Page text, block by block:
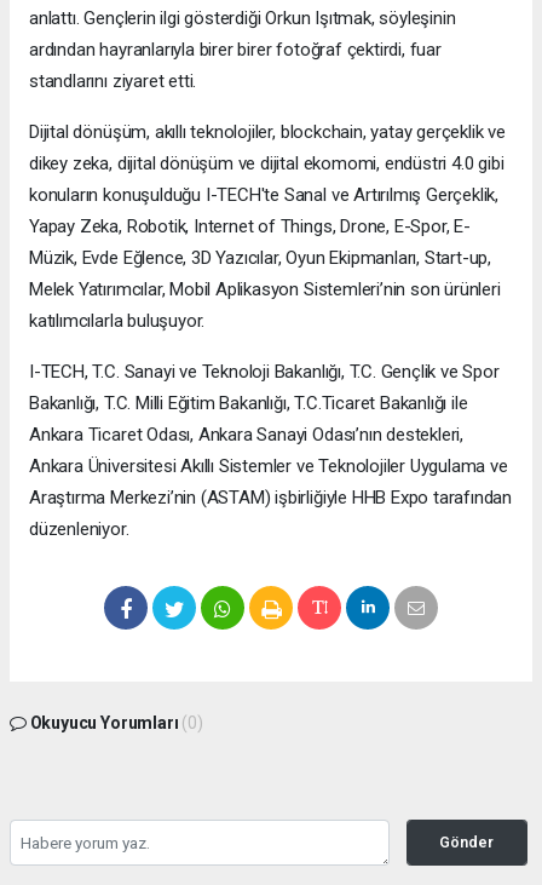
anlattı. Gençlerin ilgi gösterdiği Orkun Işıtmak, söyleşinin
ardından hayranlarıyla birer birer fotoğraf çektirdi, fuar
standlarını ziyaret etti.
Dijital dönüşüm, akıllı teknolojiler, blockchain, yatay gerçeklik ve
dikey zeka, dijital dönüşüm ve dijital ekomomi, endüstri 4.0 gibi
konuların konuşulduğu I-TECH'te Sanal ve Artırılmış Gerçeklik,
Yapay Zeka, Robotik, Internet of Things, Drone, E-Spor, E-
Müzik, Evde Eğlence, 3D Yazıcılar, Oyun Ekipmanları, Start-up,
Melek Yatırımcılar, Mobil Aplikasyon Sistemleri’nin son ürünleri
katılımcılarla buluşuyor.
I-TECH, T.C. Sanayi ve Teknoloji Bakanlığı, T.C. Gençlik ve Spor
Bakanlığı, T.C. Milli Eğitim Bakanlığı, T.C.Ticaret Bakanlığı ile
Ankara Ticaret Odası, Ankara Sanayi Odası’nın destekleri,
Ankara Üniversitesi Akıllı Sistemler ve Teknolojiler Uygulama ve
Araştırma Merkezi’nin (ASTAM) işbirliğiyle HHB Expo tarafından
düzenleniyor.
Okuyucu Yorumları (0)
Gönder